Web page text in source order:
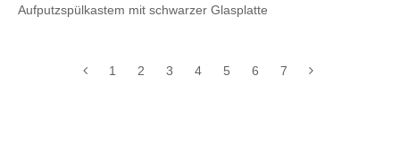
Aufputzspülkastem mit schwarzer Glasplatte
1 2 3 4 5 6 7